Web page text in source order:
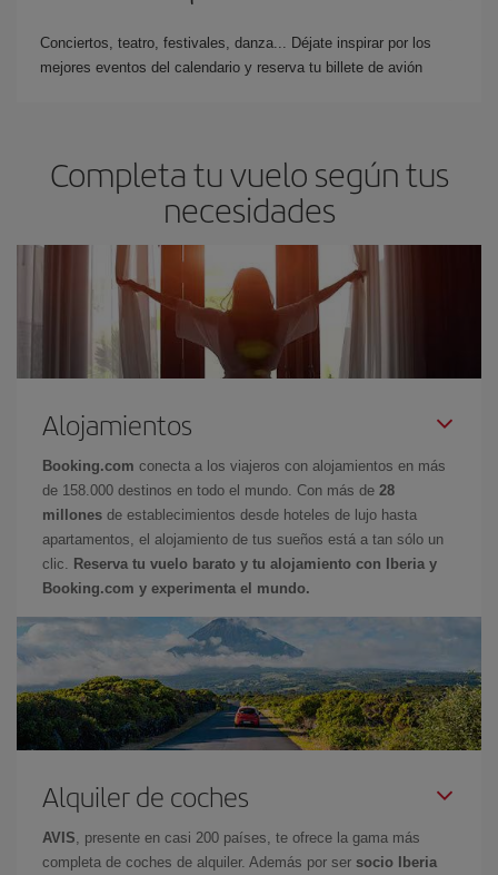
Conciertos, teatro, festivales, danza... Déjate inspirar por los
mejores eventos del calendario y reserva tu billete de avión
Completa tu vuelo según tus
necesidades
Alojamientos
Booking.com conecta a los viajeros con alojamientos en más
de 158.000 destinos en todo el mundo. Con más de 28
millones de establecimientos desde hoteles de lujo hasta
apartamentos, el alojamiento de tus sueños está a tan sólo un
clic.
Reserva tu vuelo barato y tu alojamiento con Iberia y
Booking.com y experimenta el mundo.
Alquiler de coches
AVIS , presente en casi 200 países, te ofrece la gama más
completa de coches de alquiler. Además por ser socio Iberia